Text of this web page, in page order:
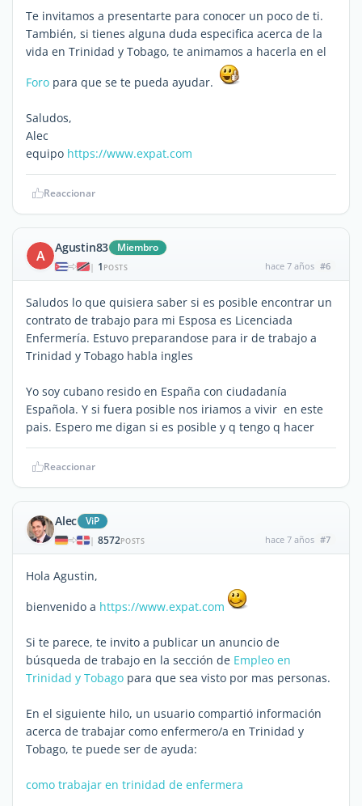
Te invitamos a presentarte para conocer un poco de ti.
También, si tienes alguna duda especifica acerca de la
vida en Trinidad y Tobago, te animamos a hacerla en el
Foro para que se te pueda ayudar.
Saludos,
Alec
equipo https://www.expat.com
Reaccionar
A Agustin83 Miembro
| 1 POSTS hace 7 años #6
Saludos lo que quisiera saber si es posible encontrar un
contrato de trabajo para mi Esposa es Licenciada
Enfermería. Estuvo preparandose para ir de trabajo a
Trinidad y Tobago habla ingles
Yo soy cubano resido en España con ciudadanía
Española. Y si fuera posible nos iriamos a vivir en este
pais. Espero me digan si es posible y q tengo q hacer
Reaccionar
Alec ViP
| 8572POSTS hace 7 años #7
Hola Agustin,
bienvenido a https://www.expat.com
Si te parece, te invito a publicar un anuncio de
búsqueda de trabajo en la sección de Empleo en
Trinidad y Tobago para que sea visto por mas personas.
En el siguiente hilo, un usuario compartió información
acerca de trabajar como enfermero/a en Trinidad y
Tobago, te puede ser de ayuda:
como trabajar en trinidad de enfermera